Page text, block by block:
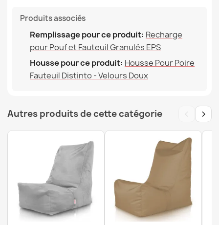
Produits associés
Remplissage pour ce produit: Recharge
pour Pouf et Fauteuil Granulés EPS
Housse pour ce produit: Housse Pour Poire
Fauteuil Distinto - Velours Doux
Autres produits de cette catégorie ‹ ›